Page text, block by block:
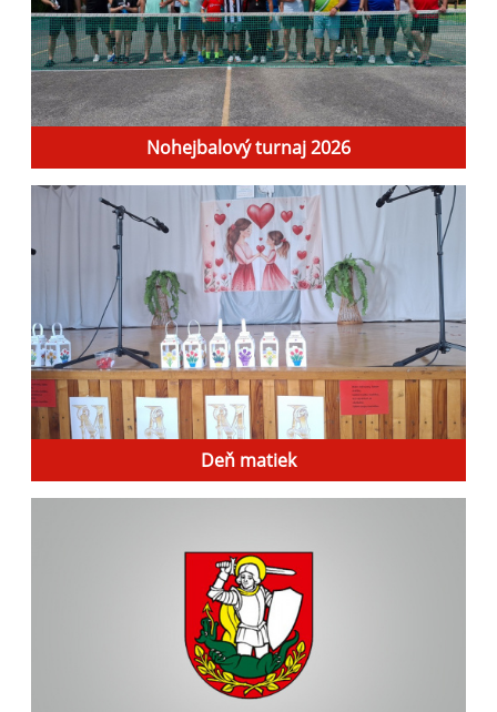
Nohejbalový turnaj 2026
Deň matiek